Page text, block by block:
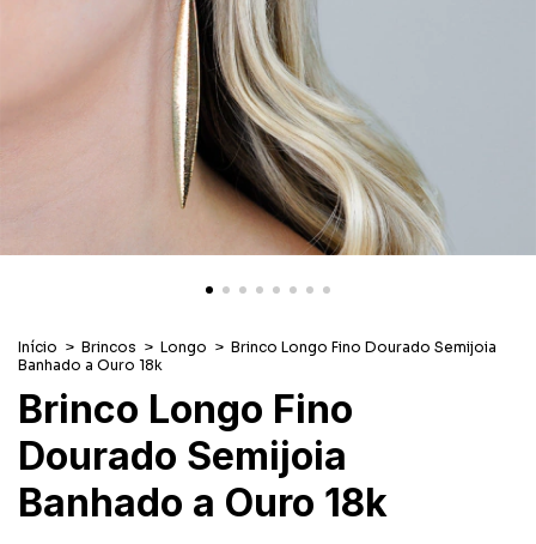
Início > Brincos > Longo > Brinco Longo Fino Dourado Semijoia
Banhado a Ouro 18k
Brinco Longo Fino
Dourado Semijoia
Banhado a Ouro 18k